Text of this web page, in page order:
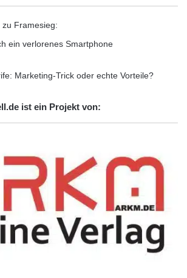
TÜV NORD AG
zum
Fahren“
Fahren“ weitere 4
Vortragssessions mit
Programm)
Wohnen, Laden –
Framesieg:
ein verlorenes Smartphone
Marketing-Trick oder echte Vorteile?
ist ein Projekt von: